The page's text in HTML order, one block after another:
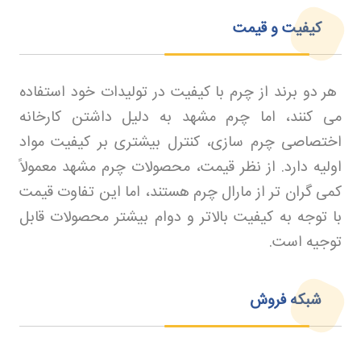
کیفیت و قیمت
هر دو برند از چرم با کیفیت در تولیدات خود استفاده
می کنند، اما چرم مشهد به دلیل داشتن کارخانه
اختصاصی چرم سازی، کنترل بیشتری بر کیفیت مواد
اولیه دارد. از نظر قیمت، محصولات چرم مشهد معمولاً
کمی گران تر از مارال چرم هستند، اما این تفاوت قیمت
با توجه به کیفیت بالاتر و دوام بیشتر محصولات قابل
توجیه است.
شبکه فروش